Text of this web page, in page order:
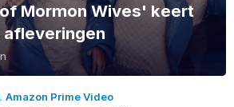
Mormon Wives' keert
Amazon Prime Video